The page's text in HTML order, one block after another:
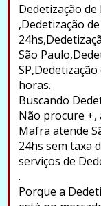
Dedetização
,Dedetização
São
horas.
Buscando
Não procure +,
Mafra atende
24hs sem taxa
serviços de
.
Porque a